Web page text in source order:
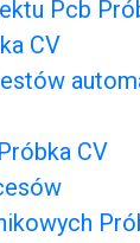
Pcb
CV
CV